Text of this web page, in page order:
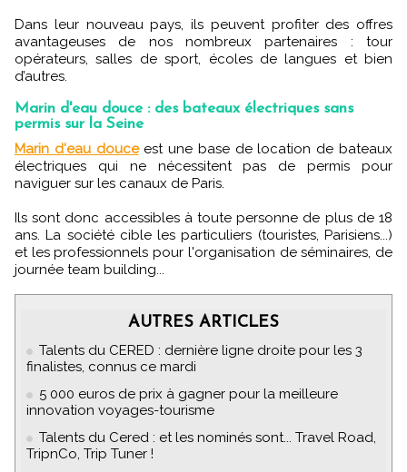
Dans leur nouveau pays, ils peuvent profiter des offres
avantageuses de nos nombreux partenaires : tour
opérateurs, salles de sport, écoles de langues et bien
d’autres.
Marin d'eau douce : des bateaux électriques sans
permis sur la Seine
Marin d'eau douceest une base de location de bateaux
électriques qui ne nécessitent pas de permis pour
naviguer sur les canaux de Paris.
Ils sont donc accessibles à toute personne de plus de 18
ans. La société cible les particuliers (touristes, Parisiens...)
et les professionnels pour l'organisation de séminaires, de
journée team building...
AUTRES ARTICLES
Talents du CERED : dernière ligne droite pour les 3
finalistes, connus ce mardi
5 000 euros de prix à gagner pour la meilleure
innovation voyages-tourisme
Talents du Cered : et les nominés sont... Travel Road,
TripnCo, Trip Tuner !